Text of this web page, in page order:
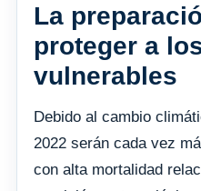
La
proteger a
vulnerables
Debido al cambio
2022 serán cada vez
con alta mortalidad